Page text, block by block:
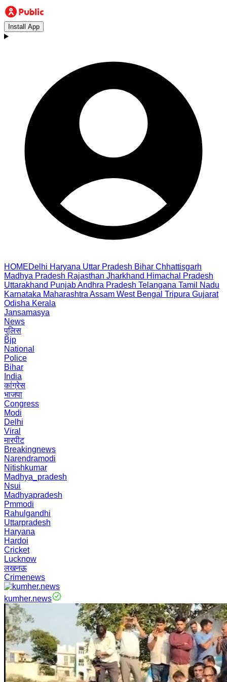
Install App
HOMEDelhi Haryana Uttar Pradesh Bihar Chhattisgarh
Madhya Pradesh Rajasthan Jharkhand Himachal Pradesh
Uttarakhand PunjabAndhra Pradesh Telangana Tamil Nadu
Karnataka Maharashtra Assam West Bengal Tripura Gujarat
Odisha Kerala
Jansamasya
News
पुलिस
Bjp
National
Police
Bihar
India
कांग्रेस
भाजपा
Congress
Modi
Delhi
Viral
मारपीट
Breakingnews
Narendramodi
Nitishkumar
Madhya_pradesh
Nsui
Madhyapradesh
Pmmodi
Rahulgandhi
Uttarpradesh
Haryana
Hardoi
Cricket
Lucknow
लखनऊ
Crimenews
kumher.news